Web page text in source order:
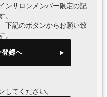
ンサロンメンバー限定の記
。
下記のボタンからお願い致
。
登録へ
してください。